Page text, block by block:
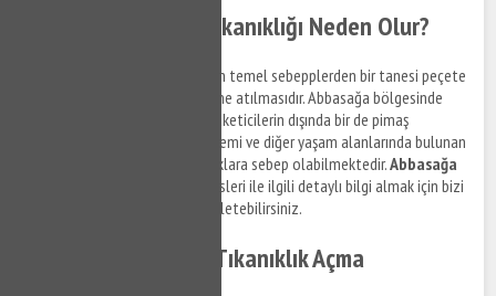
Abbasağa Klozet Tıkanıklığı Neden Olur?
Klozet tıkanıklığına sebep olan temel sebepplerden bir tanesi peçete
ve pedlerin pimaş hat giderlerine atılmasıdır. Abbasağa bölgesinde
böyle bir sorun ile karşılaşan tüketicilerin dışında bir de pimaş
hatlarında yaşanan eğim problemi ve diğer yaşam alanlarında bulunan
komşuların atıkları da tıkanıklıklara sebep olabilmektedir.Abbasağa
servisleri ile ilgili detaylı bilgi almak için bizi
arayabilir, destek taleplerinizi iletebilirsiniz.
Abbasağa Robotla Tıkanıklık Açma